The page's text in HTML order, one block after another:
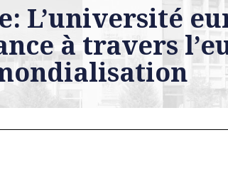
L’université
à travers